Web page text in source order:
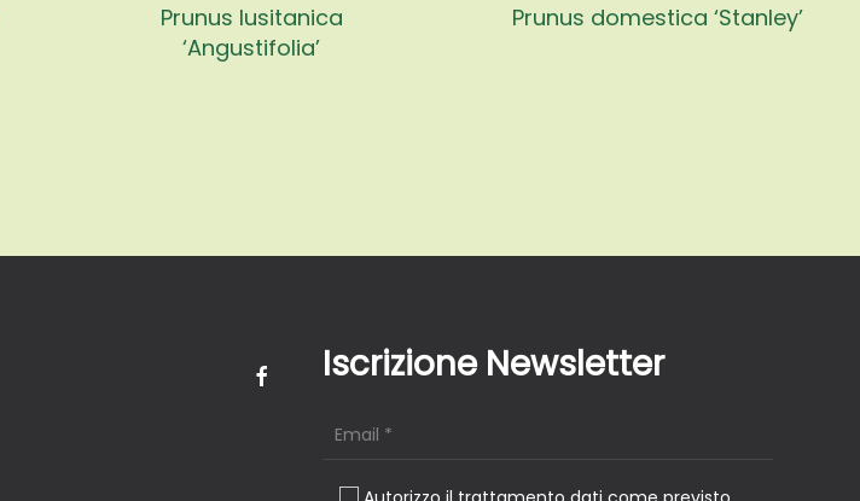
Prunus lusitanica
‘Angustifolia’
Prunus domestica ‘Stanley’
Iscrizione Newsletter